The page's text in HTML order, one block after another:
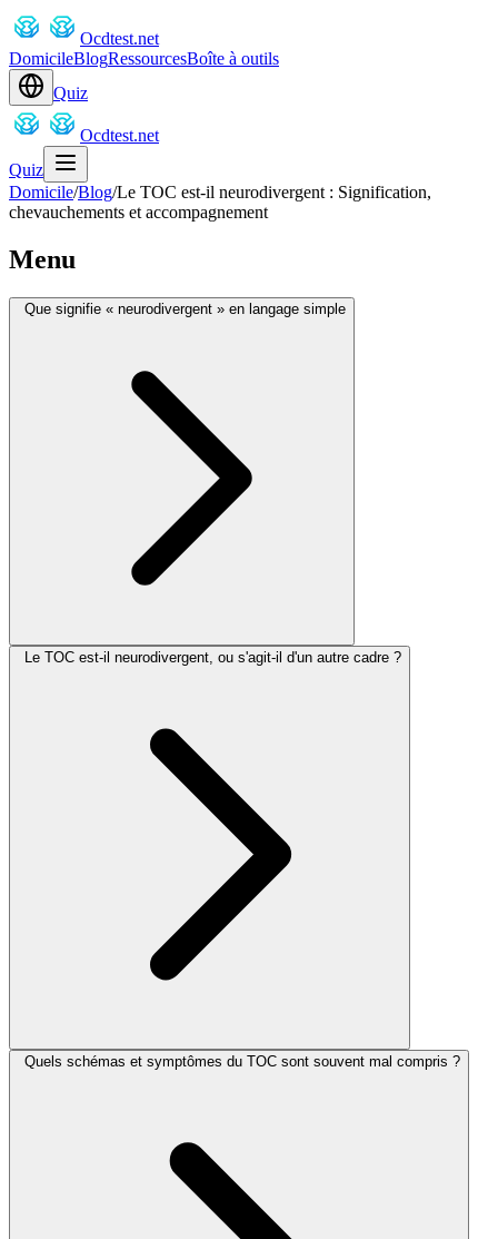
Ocdtest.net
DomicileBlogRessourcesBoîte à outils
Quiz
Ocdtest.net
Quiz
Domicile/Blog/Le TOC est-il neurodivergent : Signification,
chevauchements et accompagnement
Menu
Que signifie « neurodivergent » en langage simple
Le TOC est-il neurodivergent, ou s'agit-il d'un autre cadre ?
Quels schémas et symptômes du TOC sont souvent mal compris ?